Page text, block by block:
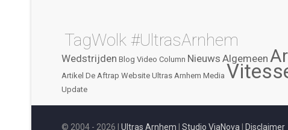
TagWolk #UltrasArnhem
Wedstrijden Blog Video Column Nieuws Algemeen
Artikel De Aftrap Website Ultras Arnhem Media
Update
© 2004 - 2026 | Ultras Arnhem | Studio ViaNova | Disclaimer